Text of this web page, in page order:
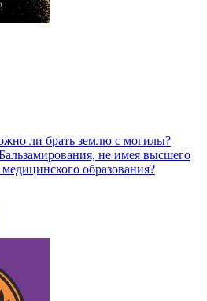
ли брать землю с могилы?
не имея высшего
образования?